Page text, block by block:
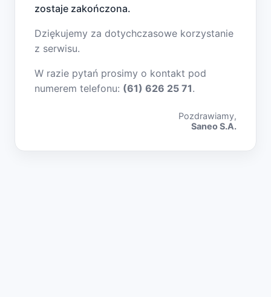
zostaje zakończona.
Dziękujemy za dotychczasowe korzystanie
z serwisu.
W razie pytań prosimy o kontakt pod
numerem telefonu: (61) 626 25 71.
Pozdrawiamy,
Saneo S.A.